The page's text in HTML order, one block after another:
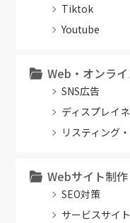
Tiktok
Youtube
Web・オンラ
SNS広告
ディスプレイ
リスティング
Webサイト制作
SEO対策
サービスサイト